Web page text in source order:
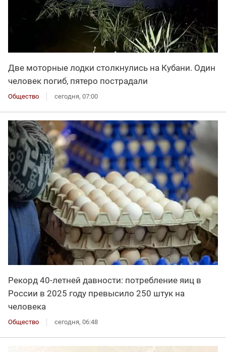
Две моторные лодки столкнулись на Кубани. Один
человек погиб, пятеро пострадали
Общество сегодня, 07:00
Рекорд 40-летней давности: потребление яиц в
России в 2025 году превысило 250 штук на
человека
Общество сегодня, 06:48